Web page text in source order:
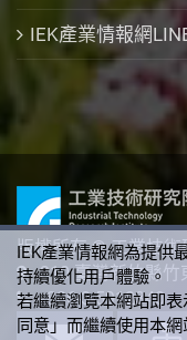
IEK產業情報網
版權所有 © 工業技術
310 臺灣新竹縣竹
+886-3-5912340
IEK產業情報網為提供
持續優化用戶體驗。
若繼續瀏覽本網站即
同意」而繼續使用本